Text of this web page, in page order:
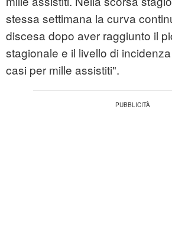
stessa settimana la curva
discesa dopo aver raggiunto il
stagionale e il livello di
casi per mille assistiti".